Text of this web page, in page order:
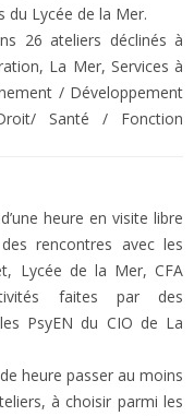
du Lycée de la Mer.
26 ateliers déclinés à
La Mer, Services à
/ Développement
Santé / Fonction
heure en visite libre
rencontres avec les
Lycée de la Mer, CFA
faites par des
PsyEN du CIO de La
heure passer au moins
à choisir parmi les